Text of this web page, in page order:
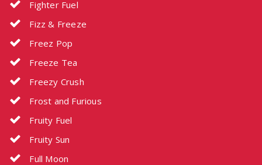
Fighter Fuel
Fizz & Freeze
Freez Pop
Freeze Tea
Freezy Crush
Frost and Furious
Fruity Fuel
Fruity Sun
Full Moon